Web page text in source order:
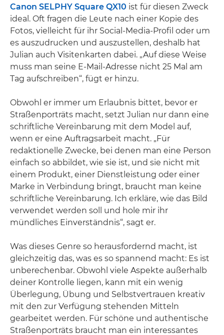
Canon SELPHY Square QX10 ist für diesen Zweck
ideal. Oft fragen die Leute nach einer Kopie des
Fotos, vielleicht für ihr Social-Media-Profil oder um
es auszudrucken und auszustellen, deshalb hat
Julian auch Visitenkarten dabei. „Auf diese Weise
muss man seine E-Mail-Adresse nicht 25 Mal am
Tag aufschreiben“, fügt er hinzu.
Obwohl er immer um Erlaubnis bittet, bevor er
Straßenporträts macht, setzt Julian nur dann eine
schriftliche Vereinbarung mit dem Model auf,
wenn er eine Auftragsarbeit macht. „Für
redaktionelle Zwecke, bei denen man eine Person
einfach so abbildet, wie sie ist, und sie nicht mit
einem Produkt, einer Dienstleistung oder einer
Marke in Verbindung bringt, braucht man keine
schriftliche Vereinbarung. Ich erkläre, wie das Bild
verwendet werden soll und hole mir ihr
mündliches Einverständnis“, sagt er.
Was dieses Genre so herausfordernd macht, ist
gleichzeitig das, was es so spannend macht: Es ist
unberechenbar. Obwohl viele Aspekte außerhalb
deiner Kontrolle liegen, kann mit ein wenig
Überlegung, Übung und Selbstvertrauen kreativ
mit den zur Verfügung stehenden Mitteln
gearbeitet werden. Für schöne und authentische
Straßenporträts braucht man ein interessantes